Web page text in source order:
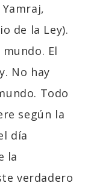
de la Ley).
El
No hay
Todo
según la
día
la
verdadero